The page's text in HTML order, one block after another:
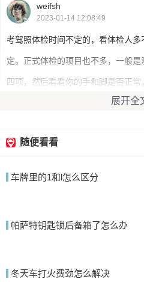
weifsh
2023-01-14 12:08:49
考驾照体检时间不定的，看体检人
定。正式体检的项目也不多，一般
四项，然后看看你的手和脚是否正
我要回答
提交
展开全
随便看看
车牌里的1和l怎么区分
帕萨特钥匙锁后备箱了怎么办
冬天车打火费劲怎么解决